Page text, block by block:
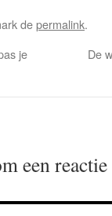
depermalink.
je
De
een